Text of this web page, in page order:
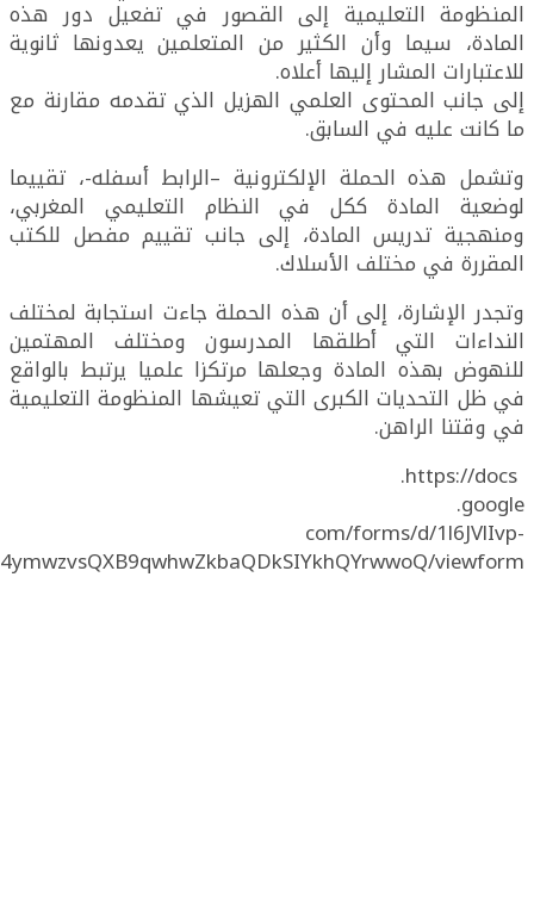
المنظومة التعليمية إلى القصور في تفعيل دور هذه
المادة، سيما وأن الكثير من المتعلمين يعدونها ثانوية
للاعتبارات المشار إليها أعلاه.
إلى جانب المحتوى العلمي الهزيل الذي تقدمه مقارنة مع
ما كانت عليه في السابق.
وتشمل هذه الحملة الإلكترونية –الرابط أسفله-، تقييما
لوضعية المادة ككل في النظام التعليمي المغربي،
ومنهجية تدريس المادة، إلى جانب تقييم مفصل للكتب
المقررة في مختلف الأسلاك.
وتجدر الإشارة، إلى أن هذه الحملة جاءت استجابة لمختلف
النداءات التي أطلقها المدرسون ومختلف المهتمين
للنهوض بهذه المادة وجعلها مرتكزا علميا يرتبط بالواقع
في ظل التحديات الكبرى التي تعيشها المنظومة التعليمية
في وقتنا الراهن.
google.
com/forms/d/1l6JVlIvp-
4ymwzvsQXB9qwhwZkbaQDkSIYkhQYrwwoQ/viewform